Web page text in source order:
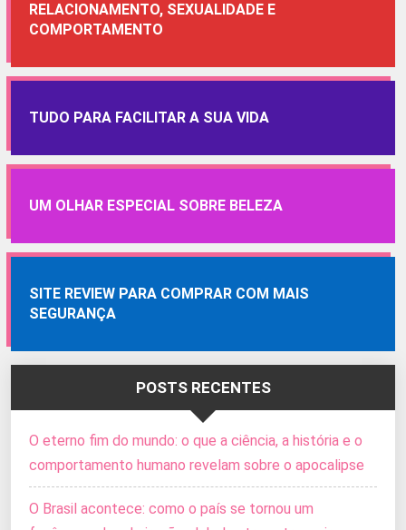
RELACIONAMENTO, SEXUALIDADE E
COMPORTAMENTO
TUDO PARA FACILITAR A SUA VIDA
UM OLHAR ESPECIAL SOBRE BELEZA
SITE REVIEW PARA COMPRAR COM MAIS
SEGURANÇA
POSTS RECENTES
O eterno fim do mundo: o que a ciência, a história e o
comportamento humano revelam sobre o apocalipse
O Brasil acontece: como o país se tornou um